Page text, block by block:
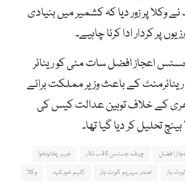
وکلا پر زور دیا کہ کشمیر میں بنیادی
پر کردار ادا کرنا چاہیے۔
اعجاز افضل سات مئی کو ریٹائر
کے باعث وزیر مملکت برائے
کے خلاف توہین عدالت کیس کی
تحلیل کر دیا گیا تھا۔
افضل چیف جسٹس ثاقب نثار
خیبرپختونخوا
بار صدر سپریم کورٹ بار کلیم خورشید وکلا